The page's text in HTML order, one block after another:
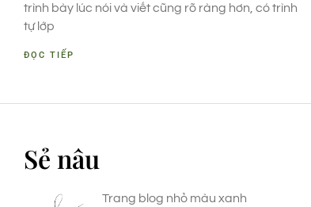
trình bày lúc nói và viết cũng rõ ràng hơn, có trình
tự lớp
ĐỌC TIẾP
Sẻ nâu
Trang blog nhỏ màu xanh